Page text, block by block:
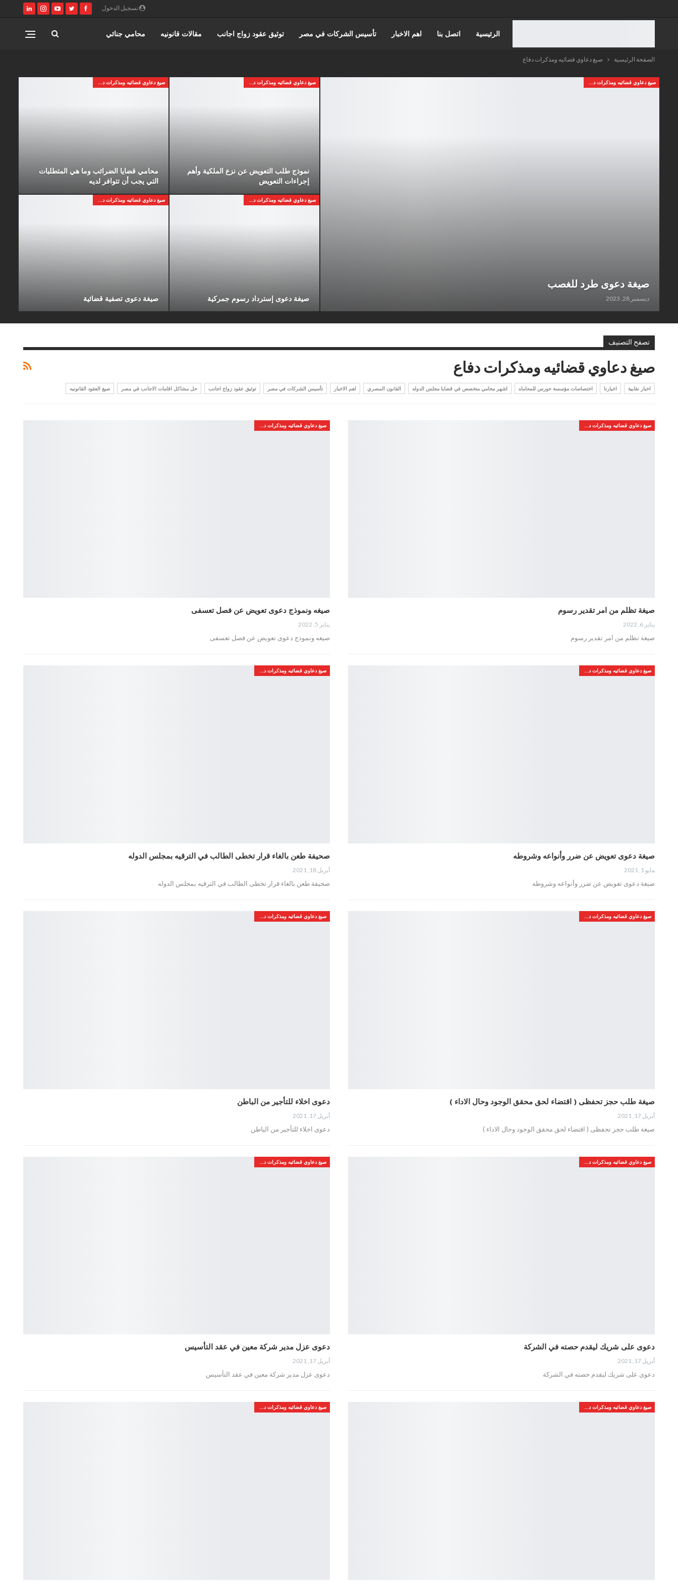
تسجيل الدخول
الرئيسية اتصل بنا اهم الاخبار تأسيس الشركات في مصر توثيق عقود زواج اجانب مقالات قانونيه محامي جنائي
الصفحة الرئيسية صيغ دعاوي قضائيه ومذكرات دفاع
صيغ دعاوي قضائيه ومذكرات دفاع
صيغة دعوى طرد للغصب
ديسمبر 28, 2023
صيغ دعاوي قضائيه ومذكرات دفاع
نموذج طلب التعويض عن نزع الملكية وأهم
إجراءات التعويض
صيغ دعاوي قضائيه ومذكرات دفاع
محامي قضايا الضرائب وما هي المتطلبات
التي يجب أن تتوافر لديه
صيغ دعاوي قضائيه ومذكرات دفاع
صيغة دعوى إسترداد رسوم جمركية
صيغ دعاوي قضائيه ومذكرات دفاع
صيغة دعوى تصفية قضائية
تصفح التصنيف
صيغ دعاوي قضائيه ومذكرات دفاع
اخبار نقابية اخبارنا اختصاصات مؤسسة حورس للمحاماه اشهر محامي متخصص في قضايا مجلس الدوله القانون المصري اهم الاخبار تأسيس الشركات في مصر توثيق عقود زواج اجانب حل مشاكل اقامات الاجانب في مصر صيغ العقود القانونيه
صيغ دعاوي قضائيه ومذكرات دفاع
صيغة تظلم من امر تقدير رسوم
يناير 6, 2022
صيغة تظلم من امر تقدير رسوم
صيغ دعاوي قضائيه ومذكرات دفاع
صيغه ونموذج دعوى تعويض عن فصل تعسفى
يناير 5, 2022
صيغه ونموذج دعوى تعويض عن فصل تعسفى
صيغ دعاوي قضائيه ومذكرات دفاع
صيغة دعوى تعويض عن ضرر وأنواعه وشروطه
مايو 1, 2021
صيغة دعوى تعويض عن ضرر وأنواعه وشروطه
صيغ دعاوي قضائيه ومذكرات دفاع
صحيفة طعن بالغاء قرار تخطى الطالب في الترقيه بمجلس الدوله
أبريل 18, 2021
صحيفة طعن بالغاء قرار تخطى الطالب في الترقيه بمجلس الدوله
صيغ دعاوي قضائيه ومذكرات دفاع
صيغة طلب حجز تحفظى ( اقتضاء لحق محقق الوجود وحال الاداء )
أبريل 17, 2021
صيغة طلب حجز تحفظى ( اقتضاء لحق محقق الوجود وحال الاداء )
صيغ دعاوي قضائيه ومذكرات دفاع
دعوى اخلاء للتأجير من الباطن
أبريل 17, 2021
دعوى اخلاء للتأجير من الباطن
صيغ دعاوي قضائيه ومذكرات دفاع
دعوى على شريك ليقدم حصته في الشركة
أبريل 17, 2021
دعوى على شريك ليقدم حصته في الشركة
صيغ دعاوي قضائيه ومذكرات دفاع
دعوى عزل مدير شركة معين في عقد التأسيس
أبريل 17, 2021
دعوى عزل مدير شركة معين في عقد التأسيس
صيغ دعاوي قضائيه ومذكرات دفاع صيغ دعاوي قضائيه ومذكرات دفاع